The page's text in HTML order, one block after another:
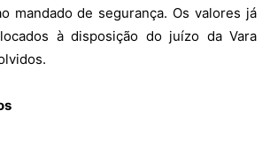
mandado de segurança. Os valores já
à disposição do juízo da Vara